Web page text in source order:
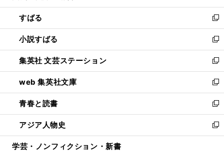
開
く
ウ
で
開
く
ン
ド
ウ
で
開
く
すばる
新
し
い
ウ
ィ
ン
ド
ウ
で
開
く
小説すばる
新
し
い
ウ
ィ
ン
ド
ウ
で
開
集英社 文芸ステーション
新
し
い
ウ
ィ
ン
ド
ウ
web 集英社文庫
新
し
い
ウ
ィ
ン
青春と読書
新
し
い
ウ
アジア人物史
新
し
学芸・ノンフィクション・新書